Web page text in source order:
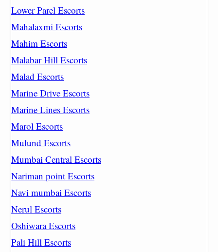
Lower Parel Escorts
Mahalaxmi Escorts
Mahim Escorts
Malabar Hill Escorts
Malad Escorts
Marine Drive Escorts
Marine Lines Escorts
Marol Escorts
Mulund Escorts
Mumbai Central Escorts
Nariman point Escorts
Navi mumbai Escorts
Nerul Escorts
Oshiwara Escorts
Pali Hill Escorts